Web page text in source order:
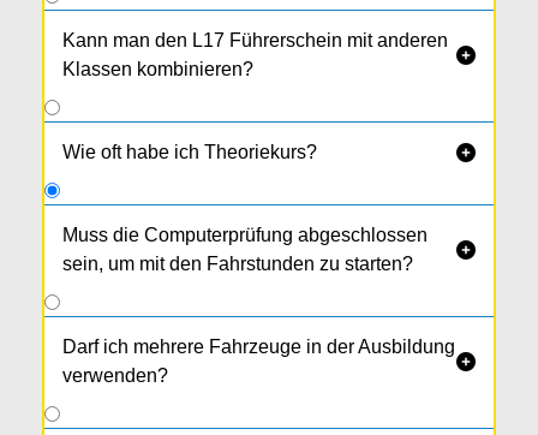
Kann man den L17 Führerschein mit anderen
Klassen kombinieren?

Wie oft habe ich Theoriekurs? 
Muss die Computerprüfung abgeschlossen
sein, um mit den Fahrstunden zu starten?

Nein.
Darf ich mehrere Fahrzeuge in der Ausbildung
verwenden?
